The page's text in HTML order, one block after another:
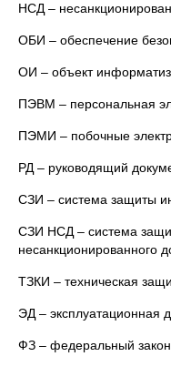
НСД –
ОБИ – обеспечение
ОИ – объект
ПЭВМ – персональная
ПЭМИ – побочные
РД – руководящий
СЗИ – система защиты
СЗИ НСД – система
несанкционированного
ТЗКИ – техническая
ЭД – эксплуатационная
ФЗ – федеральный закон